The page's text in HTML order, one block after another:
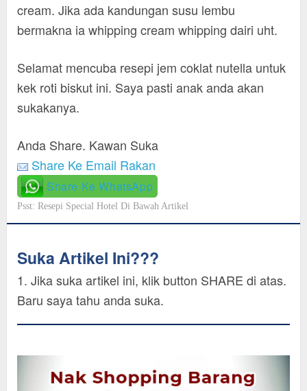
cream. Jika ada kandungan susu lembu
bermakna ia whipping cream whipping dairi uht.
Selamat mencuba resepi jem coklat nutella untuk
kek roti biskut ini. Saya pasti anak anda akan
sukakanya.
Anda Share. Kawan Suka
Share Ke Email Rakan
Share Ke WhatsApp
Psst: Resepi Special Hotel Di Bawah Artikel
Suka Artikel Ini???
1. Jika suka artikel ini, klik button SHARE di atas.
Baru saya tahu anda suka.